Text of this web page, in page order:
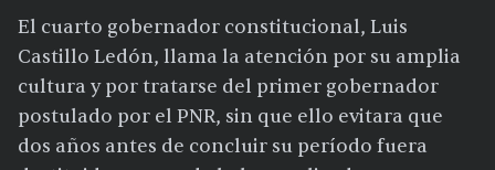
El cuarto gobernador constitucional, Luis
Castillo Ledón, llama la atención por su amplia
cultura y por tratarse del primer gobernador
postulado por el PNR, sin que ello evitara que
dos años antes de concluir su período fuera